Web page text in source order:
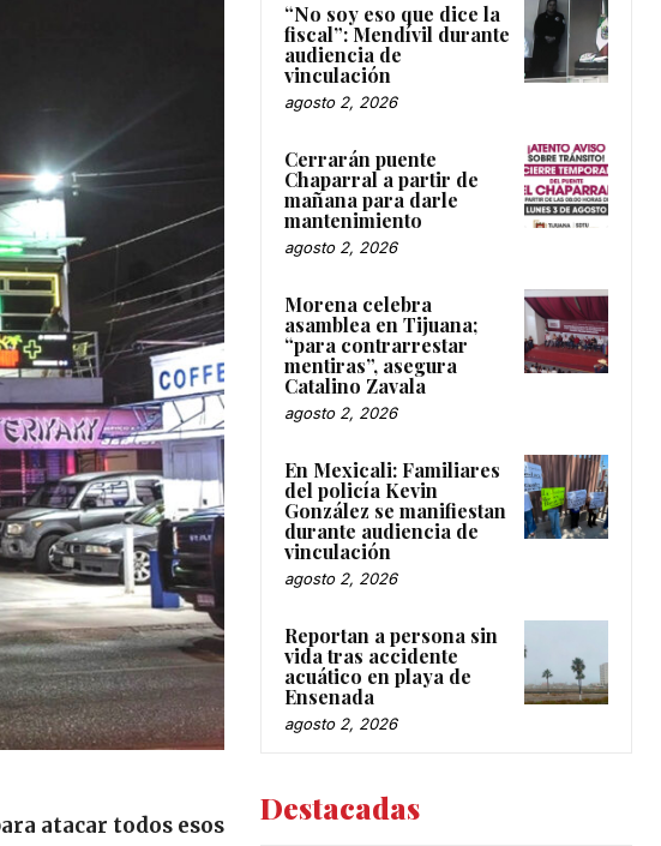
atacar todos esos
“No soy eso que dice la
fiscal”: Mendívil durante
audiencia de
vinculación
agosto 2, 2026
Cerrarán puente
Chaparral a partir de
mañana para darle
mantenimiento
agosto 2, 2026
Morena celebra
asamblea en Tijuana;
“para contrarrestar
mentiras”, asegura
Catalino Zavala
agosto 2, 2026
En Mexicali: Familiares
del policía Kevin
González se manifiestan
durante audiencia de
vinculación
agosto 2, 2026
Reportan a persona sin
vida tras accidente
acuático en playa de
Ensenada
agosto 2, 2026
Destacadas